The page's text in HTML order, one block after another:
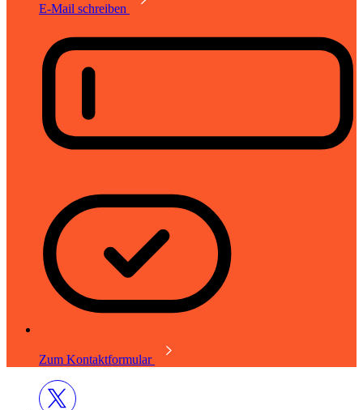
E-Mail schreiben
Zum Kontaktformular